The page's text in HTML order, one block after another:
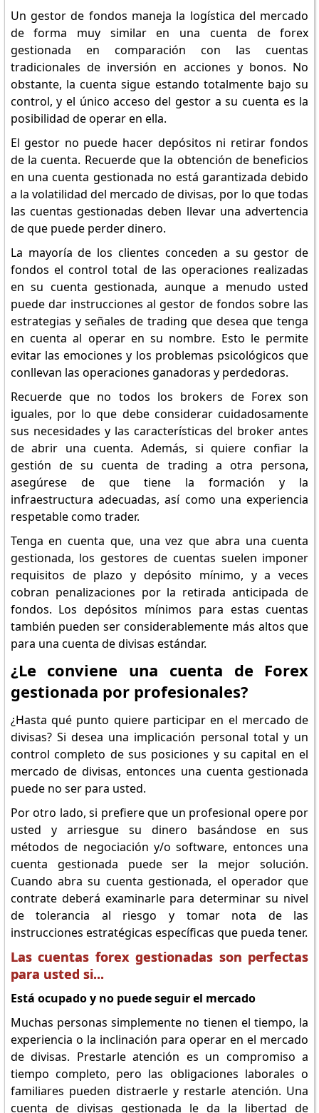
Un gestor de fondos maneja la logística del mercado
de forma muy similar en una cuenta de forex
gestionada en comparación con las cuentas
tradicionales de inversión en acciones y bonos. No
obstante, la cuenta sigue estando totalmente bajo su
control, y el único acceso del gestor a su cuenta es la
posibilidad de operar en ella.
El gestor no puede hacer depósitos ni retirar fondos
de la cuenta. Recuerde que la obtención de beneficios
en una cuenta gestionada no está garantizada debido
a la volatilidad del mercado de divisas, por lo que todas
las cuentas gestionadas deben llevar una advertencia
de que puede perder dinero.
La mayoría de los clientes conceden a su gestor de
fondos el control total de las operaciones realizadas
en su cuenta gestionada, aunque a menudo usted
puede dar instrucciones al gestor de fondos sobre las
estrategias y señales de trading que desea que tenga
en cuenta al operar en su nombre. Esto le permite
evitar las emociones y los problemas psicológicos que
conllevan las operaciones ganadoras y perdedoras.
Recuerde que no todos los brokers de Forex son
iguales, por lo que debe considerar cuidadosamente
sus necesidades y las características del broker antes
de abrir una cuenta. Además, si quiere confiar la
gestión de su cuenta de trading a otra persona,
asegúrese de que tiene la formación y la
infraestructura adecuadas, así como una experiencia
respetable como trader.
Tenga en cuenta que, una vez que abra una cuenta
gestionada, los gestores de cuentas suelen imponer
requisitos de plazo y depósito mínimo, y a veces
cobran penalizaciones por la retirada anticipada de
fondos. Los depósitos mínimos para estas cuentas
también pueden ser considerablemente más altos que
para una cuenta de divisas estándar.
¿Le conviene una cuenta de Forex
gestionada por profesionales?
¿Hasta qué punto quiere participar en el mercado de
divisas? Si desea una implicación personal total y un
control completo de sus posiciones y su capital en el
mercado de divisas, entonces una cuenta gestionada
puede no ser para usted.
Por otro lado, si prefiere que un profesional opere por
usted y arriesgue su dinero basándose en sus
métodos de negociación y/o software, entonces una
cuenta gestionada puede ser la mejor solución.
Cuando abra su cuenta gestionada, el operador que
contrate deberá examinarle para determinar su nivel
de tolerancia al riesgo y tomar nota de las
instrucciones estratégicas específicas que pueda tener.
Las cuentas forex gestionadas son perfectas
para usted si...
Está ocupado y no puede seguir el mercado
Muchas personas simplemente no tienen el tiempo, la
experiencia o la inclinación para operar en el mercado
de divisas. Prestarle atención es un compromiso a
tiempo completo, pero las obligaciones laborales o
familiares pueden distraerle y restarle atención. Una
cuenta de divisas gestionada le da la libertad de